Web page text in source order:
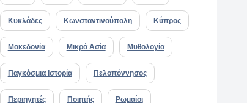
Κυκλάδες Κωνσταντινούπολη Κύπρος
Μακεδονία Μικρά Ασία Μυθολογία
Παγκόσμια Ιστορία Πελοπόννησος
Περιηγητές Ποιητής Ρωμαίοι